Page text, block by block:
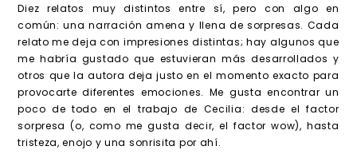
Diez relatos muy distintos entre sí, pero con algo en
común: una narración amena y llena de sorpresas. Cada
relato me deja con impresiones distintas; hay algunos que
me habría gustado que estuvieran más desarrollados y
otros que la autora deja justo en el momento exacto para
provocarte diferentes emociones. Me gusta encontrar un
poco de todo en el trabajo de Cecilia: desde el factor
sorpresa (o, como me gusta decir, el factor wow), hasta
tristeza, enojo y una sonrisita por ahí.